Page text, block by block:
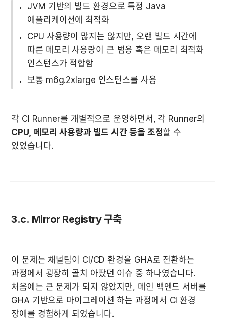
JVM 기반의 빌드 환경으로 특정 Java
CPU 사용량이 많지는 않지만, 오랜 빌드 시간에
따른 메모리 사용량이 큰 범용 혹은 메모리 최적화
인스턴스가 적합함
보통 m6g.2xlarge 인스턴스를 사용
CPU, 메모리 사용량과 빌드 시간 등을 조정할 수
있었습니다.
3.c. Mirror Registry 구축
이 문제는 채널팀이 CI/CD 환경을 GHA로 전환하는
과정에서 굉장히 골치 아팠던 이슈 중 하나였습니다.
처음에는 큰 문제가 되지 않았지만, 메인 백엔드 서버를
GHA 기반으로 마이그레이션 하는 과정에서 CI 환경
장애를 경험하게 되었습니다.